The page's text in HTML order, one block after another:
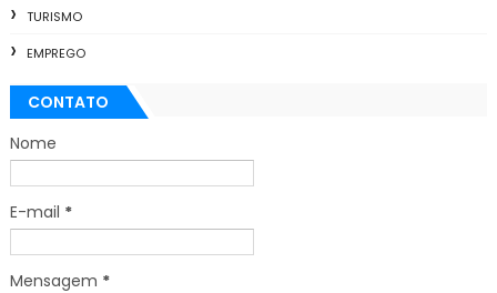
TURISMO
EMPREGO
CONTATO
Nome
E-mail *
Mensagem *